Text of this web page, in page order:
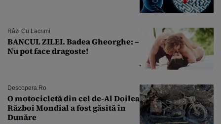
Râzi Cu Lacrimi
BANCUL ZILEI. Badea Gheorghe: –
Nu pot face dragoste!
Descopera.ro
O motocicletă din cel de-Al Doilea
Război Mondial a fost găsită în
Dunăre